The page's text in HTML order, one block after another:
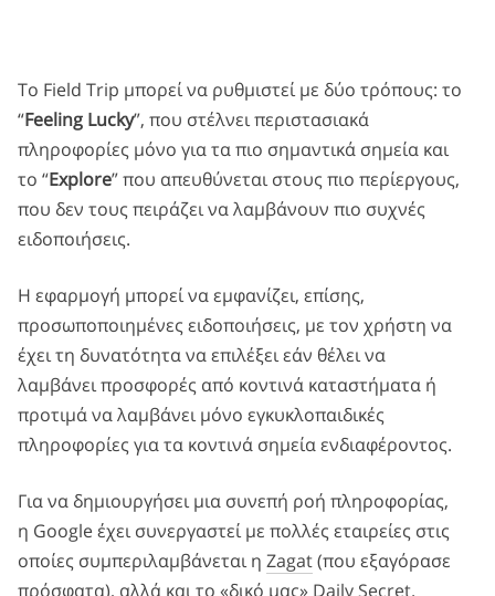
Το Field Trip μπορεί να ρυθμιστεί με δύο τρόπους: το
“Feeling Lucky”, που στέλνει περιστασιακά
πληροφορίες μόνο για τα πιο σημαντικά σημεία και
το “Explore” που απευθύνεται στους πιο περίεργους,
που δεν τους πειράζει να λαμβάνουν πιο συχνές
ειδοποιήσεις.
Η εφαρμογή μπορεί να εμφανίζει, επίσης,
προσωποποιημένες ειδοποιήσεις, με τον χρήστη να
έχει τη δυνατότητα να επιλέξει εάν θέλει να
λαμβάνει προσφορές από κοντινά καταστήματα ή
προτιμά να λαμβάνει μόνο εγκυκλοπαιδικές
πληροφορίες για τα κοντινά σημεία ενδιαφέροντος.
Για να δημιουργήσει μια συνεπή ροή πληροφορίας,
η Google έχει συνεργαστεί με πολλές εταιρείες στις
οποίες συμπεριλαμβάνεται η Zagat(που εξαγόρασε
πρόσφατα), αλλά και το «δικό μας» Daily Secret.